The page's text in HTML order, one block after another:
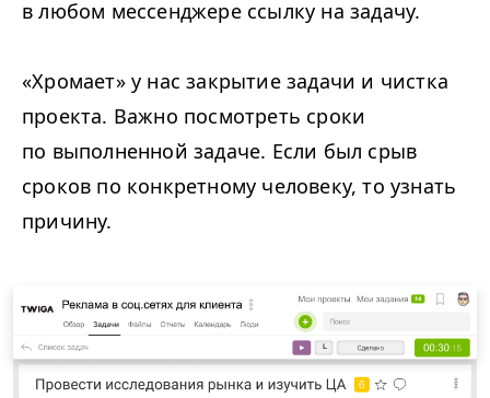
в любом мессенджере ссылку на задачу.
«Хромает» у нас закрытие задачи и чистка
проекта. Важно посмотреть сроки
по выполненной задаче. Если был срыв
сроков по конкретному человеку, то узнать
причину.